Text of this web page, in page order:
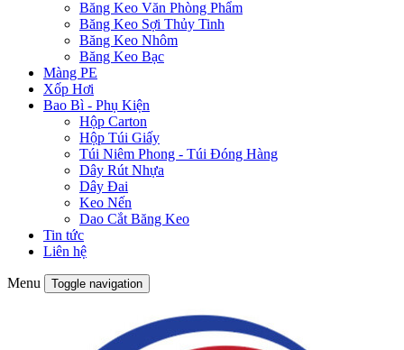
Băng Keo Văn Phòng Phẩm
Băng Keo Sợi Thủy Tinh
Băng Keo Nhôm
Băng Keo Bạc
Màng PE
Xốp Hơi
Bao Bì - Phụ Kiện
Hộp Carton
Hộp Túi Giấy
Túi Niêm Phong - Túi Đóng Hàng
Dây Rút Nhựa
Dây Đai
Keo Nến
Dao Cắt Băng Keo
Tin tức
Liên hệ
Menu Toggle navigation